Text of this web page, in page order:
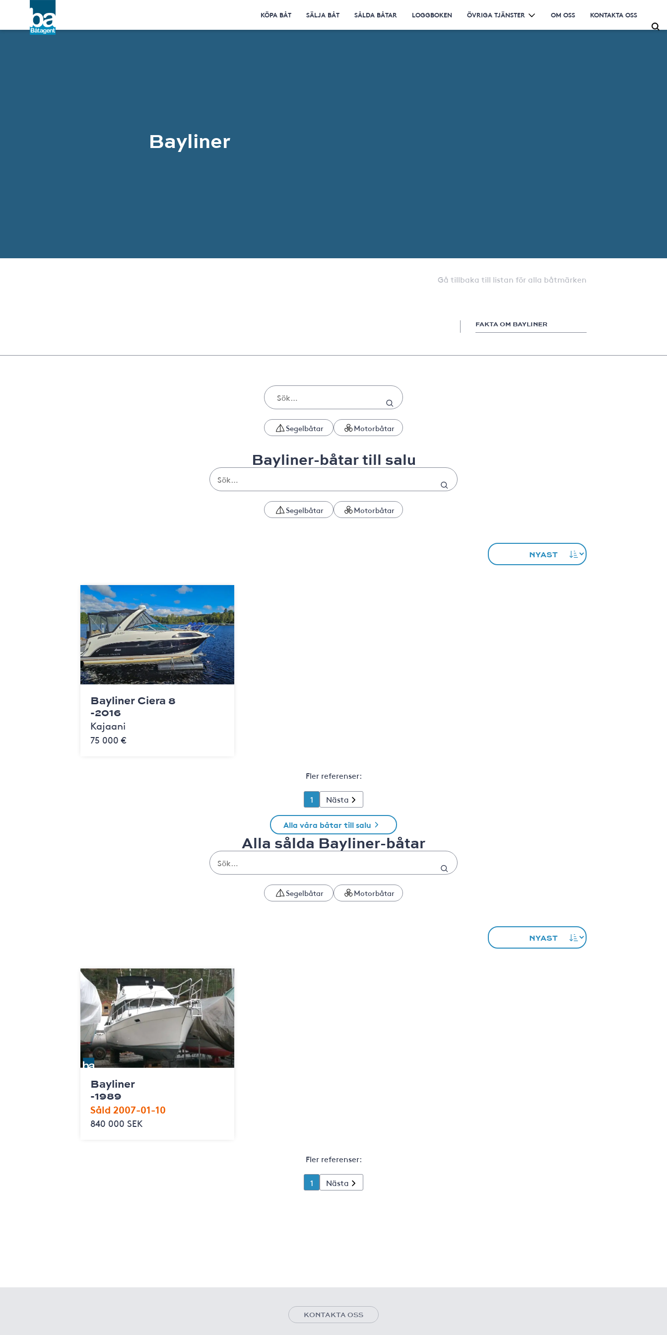
KÖPA BÅT SÄLJA BÅT SÅLDA BÅTAR LOGGBOKEN ÖVRIGA TJÄNSTER OM OSS KONTAKTA OSS
Bayliner
Gå tillbaka till listan för alla båtmärken
FAKTA OM BAYLINER
Segelbåtar Motorbåtar
Bayliner-båtar till salu
Segelbåtar Motorbåtar
Bayliner Ciera 8
-2016
Kajaani
75 000 €
Fler referenser:
1 Nästa
Alla våra båtar till salu
Alla sålda Bayliner-båtar
Segelbåtar Motorbåtar
Bayliner
-1989
Såld 2007-01-10
840 000 SEK
Fler referenser:
1 Nästa
KONTAKTA OSS